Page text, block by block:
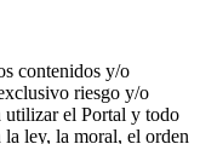
contenidos y/o
riesgo y/o
utilizar el Portal y todo
ley, la moral, el orden